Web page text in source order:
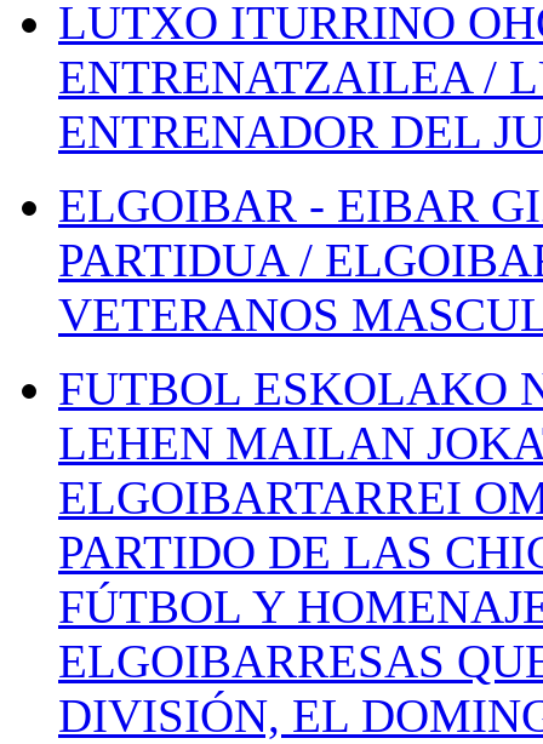
LUTXO ITURRINO
ENTRENATZAILEA /
ENTRENADOR DEL
ELGOIBAR - EIBAR
PARTIDUA /
VETERANOS
FUTBOL ESKOLAKO
LEHEN MAILAN
ELGOIBARTARREI
PARTIDO DE LAS
FÚTBOL Y
ELGOIBARRESAS
DIVISIÓN, EL